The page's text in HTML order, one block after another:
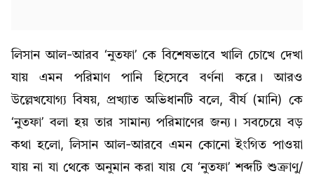
লিসান আল-আরব ‘নুতফা’ কে বিশেষভাবে খালি চোখে দেখা
যায় এমন পরিমাণ পানি হিসেবে বর্ণনা করে। আরও
উল্লেখযোগ্য বিষয়, প্রখ্যাত অভিধানটি বলে, বীর্য (মানি) কে
‘নুতফা’ বলা হয় তার সামান্য পরিমাণের জন্য। সবচেয়ে বড়
কথা হলো, লিসান আল-আরবে এমন কোনো ইংগিত পাওয়া
যায় না যা থেকে অনুমান করা যায় যে ‘নুতফা’ শব্দটি শুক্রাণু/